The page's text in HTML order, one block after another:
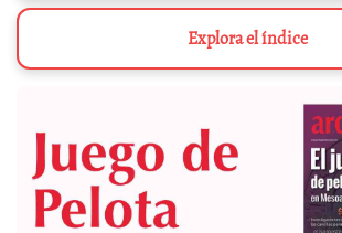
Explora el índice